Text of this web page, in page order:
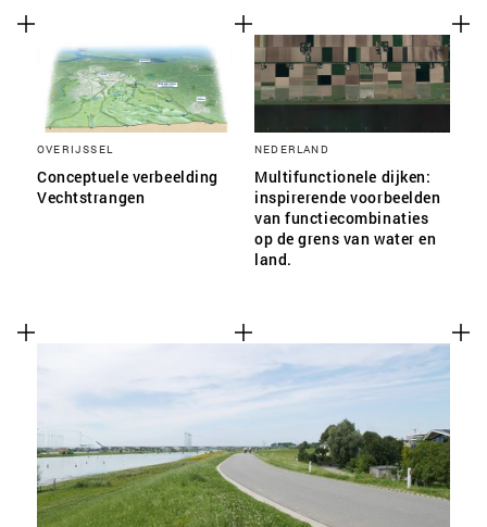
OVERIJSSEL
Conceptuele verbeelding
Vechtstrangen
NEDERLAND
Multifunctionele dijken:
inspirerende voorbeelden
van functiecombinaties
op de grens van water en
land.